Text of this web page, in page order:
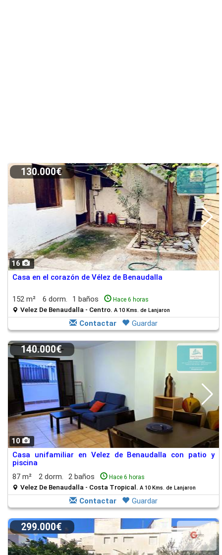
16
130.000€
Casa en el corazón de Vélez de Benaudalla
152 m² 6 dorm. 1 baños Hace 6 horas
Velez De Benaudalla - Centro. A 10 Kms. de Lanjaron
Contactar Guardar
10
140.000€
Casa unifamiliar en Velez de Benaudalla con patio y
piscina
87 m²
2 dorm. 2 baños Hace 6 horas
Velez De Benaudalla - Costa Tropical. A 10 Kms. de Lanjaron
Contactar Guardar
299.000€